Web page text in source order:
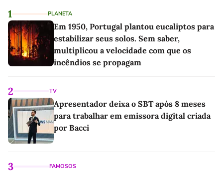
1 PLANETA
Em 1950, Portugal plantou eucaliptos para
estabilizar seus solos. Sem saber,
multiplicou a velocidade com que os
incêndios se propagam
2 TV
Apresentador deixa o SBT após 8 meses
para trabalhar em emissora digital criada
por Bacci
3 FAMOSOS